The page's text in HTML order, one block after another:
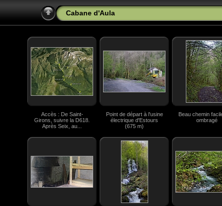
Cabane d'Aula
Accès : De Saint-
Girons, suivre la D618.
Après Seix, au...
Point de départ à l'usine
électrique d'Estours
(675 m)
Beau chemin
ombragé